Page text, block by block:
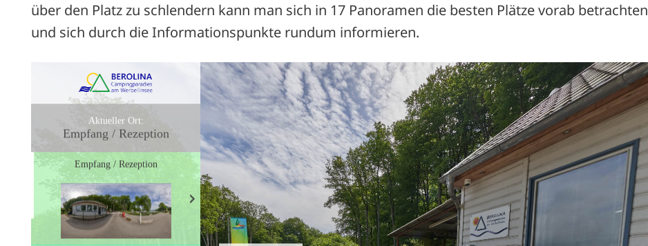
über den Platz zu schlendern kann man sich in 17 Panoramen die besten Plätze vorab betrachten
und sich durch die Informationspunkte rundum informieren.